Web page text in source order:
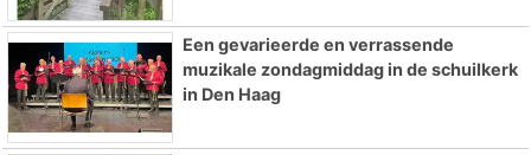
Een gevarieerde en verrassende
muzikale zondagmiddag in de schuilkerk
in Den Haag